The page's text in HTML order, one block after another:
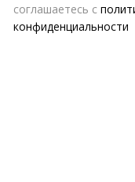
соглашаетесь с
конфиденциальности